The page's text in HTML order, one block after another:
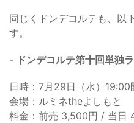
同じくドンデコルテも、以
す。
- ドンデコルテ第十回単独
日時：7月29日（水）
会場：ルミネtheよしもと
料金：前売 3,500円 / 当日